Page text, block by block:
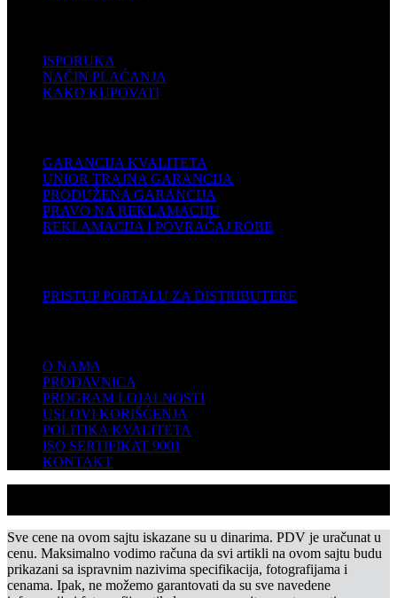
ISPORUKA
NAČIN PLAĆANJA
KAKO KUPOVATI
GARANCIJA KVALITETA
UNIOR TRAJNA GARANCIJA
PRODUŽENA GARANCIJA
PRAVO NA REKLAMACIJU
REKLAMACIJA I POVRAĆAJ ROBE
PRISTUP PORTALU ZA DISTRIBUTERE
O NAMA
PRODAVNICA
PROGRAM LOJALNOSTI
USLOVI KORIŠĆENJA
POLITIKA KVALITETA
ISO SERTIFIKAT 9001
KONTAKT
Sve cene na ovom sajtu iskazane su u dinarima. PDV je uračunat u
cenu. Maksimalno vodimo računa da svi artikli na ovom sajtu budu
prikazani sa ispravnim nazivima specifikacija, fotografijama i
cenama. Ipak, ne možemo garantovati da su sve navedene